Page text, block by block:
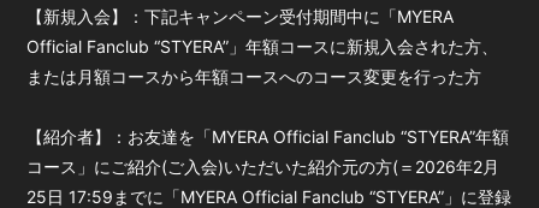
【新規入会】：下記キャンペーン受付期間中に「MYERA
Official Fanclub “STYERA”」年額コースに新規入会された方、
または月額コースから年額コースへのコース変更を行った方
【紹介者】：お友達を「MYERA Official Fanclub “STYERA”年額
コース」にご紹介(ご入会)いただいた紹介元の方(＝2026年2月
25日 17:59までに「MYERA Official Fanclub “STYERA”」に登録